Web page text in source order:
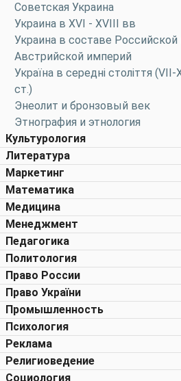
Советская Украина
Украина в XVI - XVIII вв
Украина в составе Российской
Австрийской империй
Україна в середні століття (VII-
ст.)
Энеолит и бронзовый век
Этнография и этнология
Культурология
Литература
Маркетинг
Математика
Медицина
Менеджмент
Педагогика
Политология
Право России
Право України
Промышленность
Психология
Реклама
Религиоведение
Социология